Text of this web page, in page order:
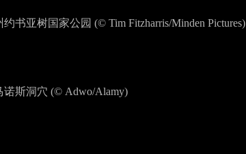
书亚树国家公园 (© Tim Fitzharris/Minden Pictures)
诺斯洞穴 (© Adwo/Alamy)